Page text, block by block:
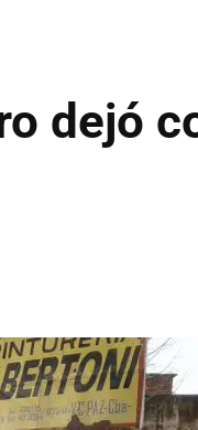
dejó